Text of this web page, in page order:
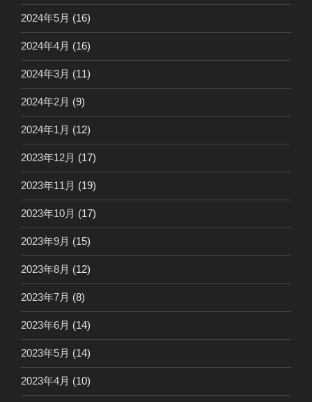
2024年5月 (16)
2024年4月 (16)
2024年3月 (11)
2024年2月 (9)
2024年1月 (12)
2023年12月 (17)
2023年11月 (19)
2023年10月 (17)
2023年9月 (15)
2023年8月 (12)
2023年7月 (8)
2023年6月 (14)
2023年5月 (14)
2023年4月 (10)